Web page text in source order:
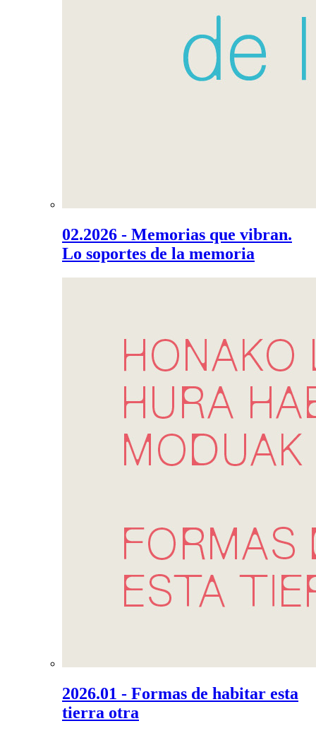
02.2026 - Memorias que vibran.
Lo soportes de la memoria
2026.01 - Formas de habitar esta
tierra otra